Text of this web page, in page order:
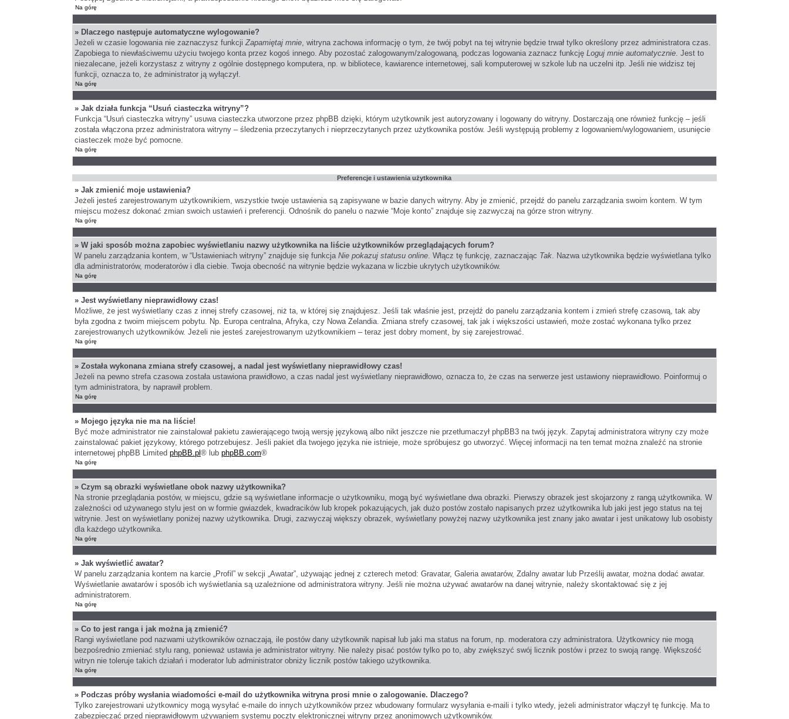
Na górę
» Dlaczego następuje automatyczne wylogowanie?
Jeżeli w czasie logowania nie zaznaczysz funkcji Zapamiętaj mnie, witryna zachowa informację o tym, że twój pobyt na tej witrynie będzie trwał tylko określony przez administratora czas.
Zapobiega to niewłaściwemu użyciu twojego konta przez kogoś innego. Aby pozostać zalogowanym/zalogowaną, podczas logowania zaznacz funkcję Loguj mnie automatycznie. Jest to
niezalecane, jeżeli korzystasz z witryny z ogólnie dostępnego komputera, np. w bibliotece, kawiarence internetowej, sali komputerowej w szkole lub na uczelni itp. Jeśli nie widzisz tej
funkcji, oznacza to, że administrator ją wyłączył.
Na górę
» Jak działa funkcja “Usuń ciasteczka witryny”?
Funkcja “Usuń ciasteczka witryny” usuwa ciasteczka utworzone przez phpBB dzięki, którym użytkownik jest autoryzowany i logowany do witryny. Dostarczają one również funkcję – jeśli
została włączona przez administratora witryny – śledzenia przeczytanych i nieprzeczytanych przez użytkownika postów. Jeśli występują problemy z logowaniem/wylogowaniem, usunięcie
ciasteczek może być pomocne.
Na górę
Preferencje i ustawienia użytkownika
» Jak zmienić moje ustawienia?
Jeżeli jesteś zarejestrowanym użytkownikiem, wszystkie twoje ustawienia są zapisywane w bazie danych witryny. Aby je zmienić, przejdź do panelu zarządzania swoim kontem. W tym
miejscu możesz dokonać zmian swoich ustawień i preferencji. Odnośnik do panelu o nazwie “Moje konto” znajduje się zazwyczaj na górze stron witryny.
Na górę
» W jaki sposób można zapobiec wyświetlaniu nazwy użytkownika na liście użytkowników przeglądających forum?
W panelu zarządzania kontem, w “Ustawieniach witryny” znajduje się funkcja Nie pokazuj statusu online. Włącz tę funkcję, zaznaczając Tak. Nazwa użytkownika będzie wyświetlana tylko
dla administratorów, moderatorów i dla ciebie. Twoja obecność na witrynie będzie wykazana w liczbie ukrytych użytkowników.
Na górę
» Jest wyświetlany nieprawidłowy czas!
Możliwe, że jest wyświetlany czas z innej strefy czasowej, niż ta, w której się znajdujesz. Jeśli tak właśnie jest, przejdź do panelu zarządzania kontem i zmień strefę czasową, tak aby
była zgodna z twoim miejscem pobytu. Np. Europa centralna, Afryka, czy Nowa Zelandia. Zmiana strefy czasowej, tak jak i większości ustawień, może zostać wykonana tylko przez
zarejestrowanych użytkowników. Jeżeli nie jesteś zarejestrowanym użytkownikiem – teraz jest dobry moment, by się zarejestrować.
Na górę
» Została wykonana zmiana strefy czasowej, a nadal jest wyświetlany nieprawidłowy czas!
Jeżeli na pewno strefa czasowa została ustawiona prawidłowo, a czas nadal jest wyświetlany nieprawidłowo, oznacza to, że czas na serwerze jest ustawiony nieprawidłowo. Poinformuj o
tym administratora, by naprawił problem.
Na górę
» Mojego języka nie ma na liście!
Być może administrator nie zainstalował pakietu zawierającego twoją wersję językową albo nikt jeszcze nie przetłumaczył phpBB3 na twój język. Zapytaj administratora witryny czy może
zainstalować pakiet językowy, którego potrzebujesz. Jeśli pakiet dla twojego języka nie istnieje, może spróbujesz go utworzyć. Więcej informacji na ten temat można znaleźć na stronie
internetowej phpBB Limited phpBB.pl ® lub phpBB.com®
Na górę
» Czym są obrazki wyświetlane obok nazwy użytkownika?
Na stronie przeglądania postów, w miejscu, gdzie są wyświetlane informacje o użytkowniku, mogą być wyświetlane dwa obrazki. Pierwszy obrazek jest skojarzony z rangą użytkownika. W
zależności od używanego stylu jest on w formie gwiazdek, kwadracików lub kropek pokazujących, jak dużo postów zostało napisanych przez użytkownika lub jaki jest jego status na tej
witrynie. Jest on wyświetlany poniżej nazwy użytkownika. Drugi, zazwyczaj większy obrazek, wyświetlany powyżej nazwy użytkownika jest znany jako awatar i jest unikatowy lub osobisty
dla każdego użytkownika.
Na górę
» Jak wyświetlić awatar?
W panelu zarządzania kontem na karcie „Profil” w sekcji „Awatar”, używając jednej z czterech metod: Gravatar, Galeria awatarów, Zdalny awatar lub Prześlij awatar, można dodać awatar.
Wyświetlanie awatarów i sposób ich wyświetlania są uzależnione od administratora witryny. Jeśli nie można używać awatarów na danej witrynie, należy skontaktować się z jej
administratorem.
Na górę
» Co to jest ranga i jak można ją zmienić?
Rangi wyświetlane pod nazwami użytkowników oznaczają, ile postów dany użytkownik napisał lub jaki ma status na forum, np. moderatora czy administratora. Użytkownicy nie mogą
bezpośrednio zmieniać stylu rang, ponieważ ustawia je administrator witryny. Nie należy pisać postów tylko po to, aby zwiększyć swój licznik postów i przez to swoją rangę. Większość
witryn nie toleruje takich działań i moderator lub administrator obniży licznik postów takiego użytkownika.
Na górę
» Podczas próby wysłania wiadomości e-mail do użytkownika witryna prosi mnie o zalogowanie. Dlaczego?
Tylko zarejestrowani użytkownicy mogą wysyłać e-maile do innych użytkowników przez wbudowany formularz wysyłania e-maili i tylko wtedy, jeżeli administrator włączył tę funkcję. Ma to
zabezpieczać przed nieprawidłowym używaniem systemu poczty elektronicznej witryny przez anonimowych użytkowników.